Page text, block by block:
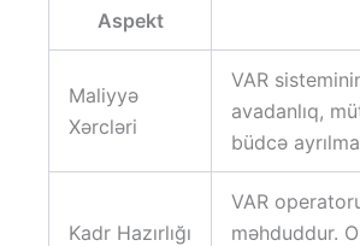
Aspekt
Maliyyə
Xərcləri
VAR
avadanlıq,
büdcə
Kadr Hazırlığı
VAR
məhduddur.